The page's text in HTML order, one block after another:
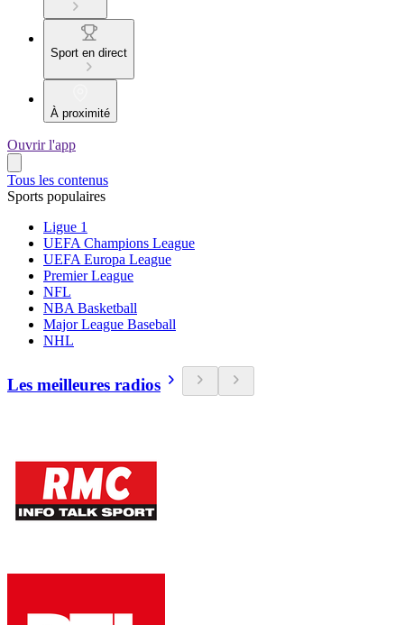
Sport en direct
À proximité
Ouvrir l'app
Tous les contenus
Sports populaires
Ligue 1
UEFA Champions League
UEFA Europa League
Premier League
NFL
NBA Basketball
Major League Baseball
NHL
Les meilleures radios